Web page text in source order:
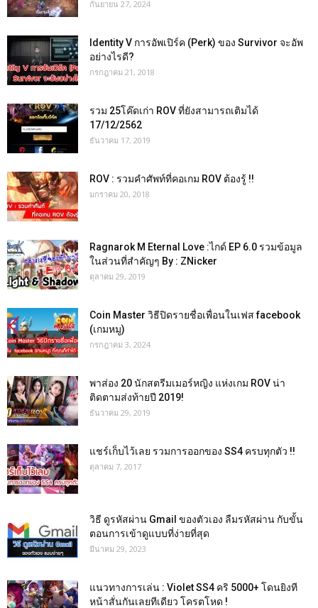
กันยายน 27, 2024
Identity V การอัพเปิร์ค (Perk) ของ Survivor จะอัพ
อย่างไรดี?
กรกฎาคม 21, 2018
รวม 25โค๊ดเก่า ROV ที่ยังสามารถเติมได้
17/12/2562
ธันวาคม 17, 2019
ROV : รวมคำศัพท์ที่คอเกม ROV ต้องรู้ !!
มกราคม 20, 2018
Ragnarok M Eternal Love :ไกด์ EP 6.0 รวมข้อมูล
ในส่วนที่สำคัญๆ By : ZNicker
ตุลาคม 29, 2019
Coin Master วิธีปิดรายชื่อเพื่อนในเฟส facebook
(เกมหมู)
กรกฎาคม 3, 2024
พาส่อง 20 นักสตรีมเมอร์หญิง แห่งเกม ROV น่า
ติดตามส่งท้ายปี 2019!
ธันวาคม 29, 2019
แชร์เก็บไว้เลย รวมการออกของ SS4 ครบทุกตัว !!
ตุลาคม 7, 2017
วิธี ดูรหัสผ่าน Gmail ของตัวเอง ลืมรหัสผ่าน กับขั้น
ตอนการเข้าดูแบบที่ง่ายที่สุด
มีนาคม 29, 2023
แนวทางการเล่น : Violet SS4 คริ 5000+ โดนยิงที
หน้าสั่นกันเลยทีเดียว โครตโหด !